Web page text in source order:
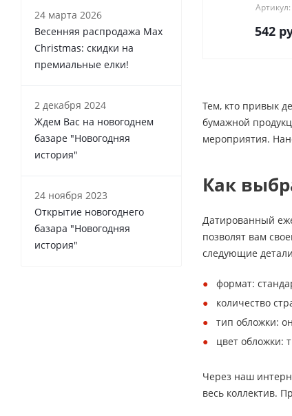
542
Тем, кто привык
бумажной
мероприятия.
Как
Датированный
позволят вам
следующие
формат:
количество
тип обложки:
цвет обложки:
Через наш
весь коллектив.
24 марта 2026
Весенняя распродажа Max
Christmas: скидки на
премиальные елки!
2 декабря 2024
Ждем Вас на новогоднем
базаре "Новогодняя
история"
24 ноября 2023
Открытие новогоднего
базара "Новогодняя
история"